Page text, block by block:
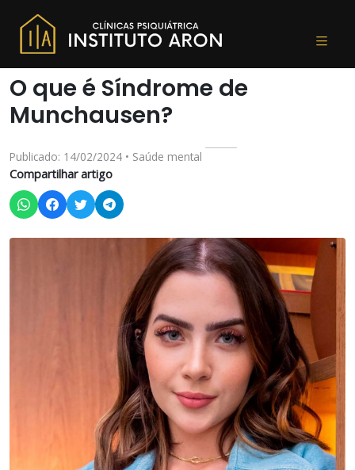
O que é Síndrome de
Munchausen?
Publicado: 14/02/2024 • Saúde mental
Compartilhar artigo